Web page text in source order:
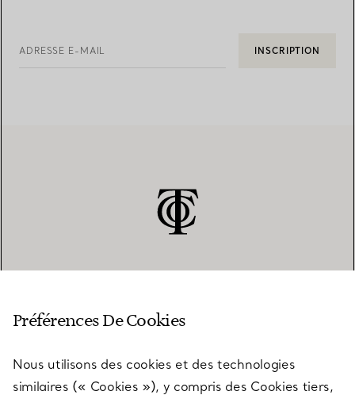
ADRESSE E-MAIL INSCRIPTION
SERVICES
Préférences De Cookies
Nous utilisons des cookies et des technologies
similaires (« Cookies »), y compris des Cookies tiers,